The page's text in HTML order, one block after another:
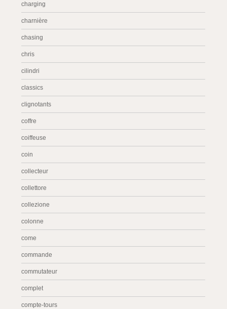
charging
charnière
chasing
chris
cilindri
classics
clignotants
coffre
coiffeuse
coin
collecteur
collettore
collezione
colonne
come
commande
commutateur
complet
compte-tours